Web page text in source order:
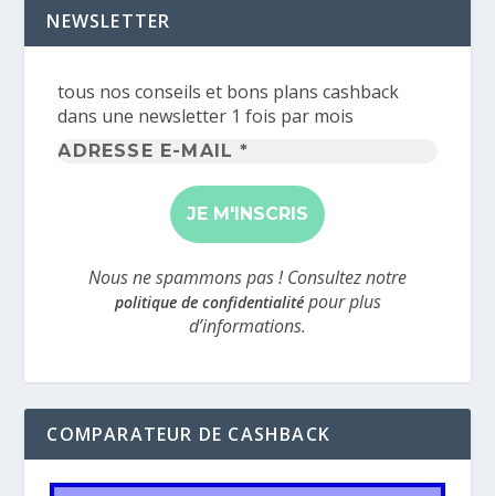
NEWSLETTER
tous nos conseils et bons plans cashback
dans une newsletter 1 fois par mois
Adresse
mail
*
Nous ne spammons pas ! Consultez notre
politique de confidentialitépour plus
d’informations.
COMPARATEUR DE CASHBACK